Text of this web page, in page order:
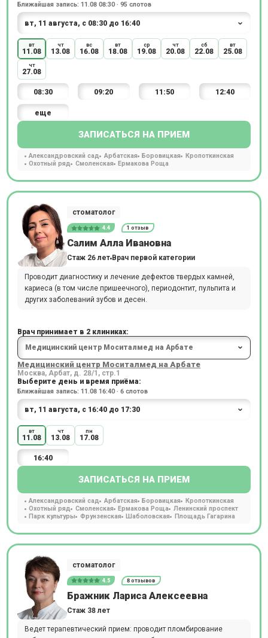
Ближайшая запись: 11.08 08:30 · 95 слотов
вт
11.08
чт
13.08
вс
16.08
вт
18.08
ср
19.08
чт
20.08
сб
22.08
вт
25.08
чт
27.08
08:30 09:20 11:50 12:40
еще
ЗАПИСАТЬСЯ НА ПРИЕМ
Александровский сад Арбатская Боровицкая
Кропоткинская
Охотный ряд
Смоленская Ермакова Роща
стоматолог
4.4 1 отзыв
Салим Алла Ивановна
Стаж 26 лет Врач первой категории
Проводит диагностику и лечение дефектов твердых камней,
кариеса (в том числе пришеечного), периодонтит, пульпита и
других заболеваний зубов и десен.
Врач принимает в 2 клиниках:
Медицинский центр Моситалмед на Арбате
Москва, Арбат, д. 28/1, стр.1
Выберите день и время приёма:
Ближайшая запись: 11.08 16:40 · 6 слотов
вт
11.08
чт
13.08
пн
17.08
16:40
ЗАПИСАТЬСЯ НА ПРИЕМ
Александровский сад Арбатская Боровицкая
Кропоткинская
Охотный ряд
Смоленская Ермакова Роща
Ленинский проспект
Парк культуры
Фрунзенская Шаболовская Площадь Гагарина
стоматолог
4.5 8 отзывов
Бражник Лариса Алексеевна
Стаж 38 лет
Ведет терапевтический прием: проводит пломбирование